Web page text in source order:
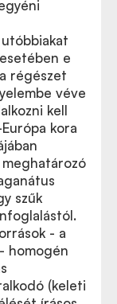
e
régészet
véve
kell
kora
szűk
- a
homogén
(keleti